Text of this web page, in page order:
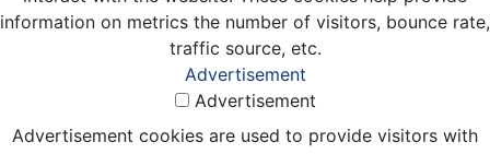
information on metrics the number of visitors, bounce rate,
traffic source, etc.
Advertisement
Advertisement
Advertisement cookies are used to provide visitors with